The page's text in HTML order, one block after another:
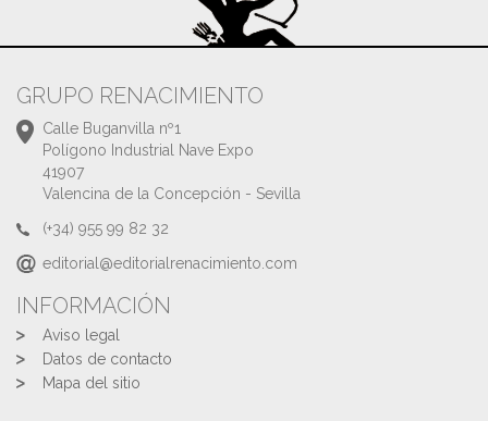
GRUPO RENACIMIENTO
Calle Buganvilla nº1
Polígono Industrial Nave Expo
41907
Valencina de la Concepción - Sevilla
(+34) 955 99 82 32
editorial@editorialrenacimiento.com
INFORMACIÓN
Aviso legal
Datos de contacto
Mapa del sitio